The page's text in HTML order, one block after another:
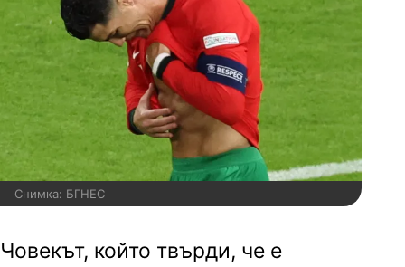
Снимка: БГНЕС
Човекът, който твърди, че е